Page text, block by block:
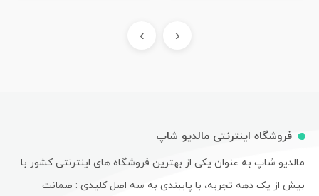
‹
›
فروشگاه اینترنتی مالدیو شاپ
مالدیو شاپ به عنوان یکی از بهترین فروشگاه های اینترنتی کشور با
بیش از یک دهه تجربه، با پایبندی به سه اصل کلیدی : ضمانت